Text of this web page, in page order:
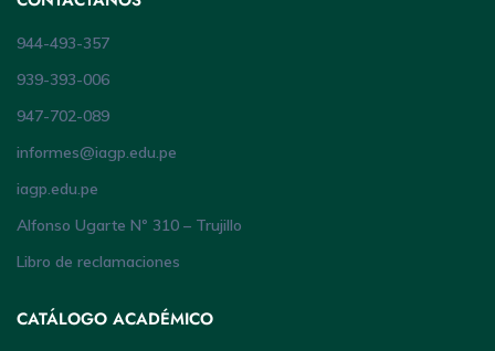
944-493-357
939-393-006
947-702-089
informes@iagp.edu.pe
iagp.edu.pe
Alfonso Ugarte Nº 310 – Trujillo
Libro de reclamaciones
CATÁLOGO ACADÉMICO